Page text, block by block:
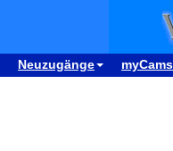
Neuzugänge myCams